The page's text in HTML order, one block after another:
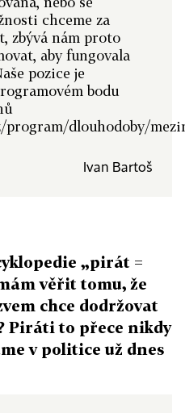
chceme za
zbývá nám proto
aby fungovala
pozice je
bodu
dlouhodoby/
Ivan Bartoš
„pirát =
věřit tomu, že
chce dodržovat
Piráti to přece nikdy
v politice už dnes